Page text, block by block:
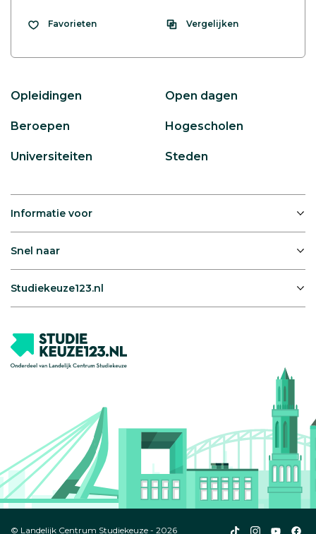
Favorieten Vergelijken
Opleidingen Open dagen
Beroepen Hogescholen
Universiteiten Steden
Informatie voor
Snel naar
Studiekeuze123.nl
© Landelijk Centrum Studiekeuze - 2026 Studiekeuze123